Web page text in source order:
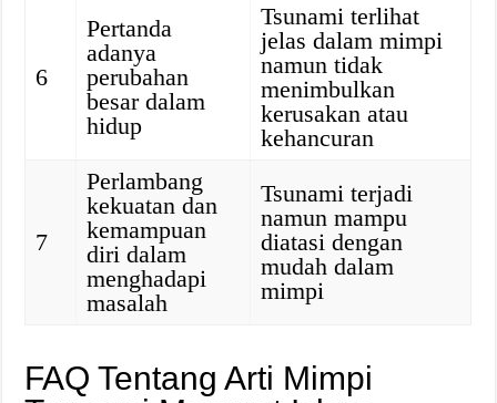
6
Pertanda
adanya
perubahan
besar dalam
hidup
Tsunami terlihat
jelas dalam mimpi
namun tidak
menimbulkan
kerusakan atau
kehancuran
7
Perlambang
kekuatan dan
kemampuan
diri dalam
menghadapi
masalah
Tsunami terjadi
namun mampu
diatasi dengan
mudah dalam
mimpi
FAQ Tentang Arti Mimpi